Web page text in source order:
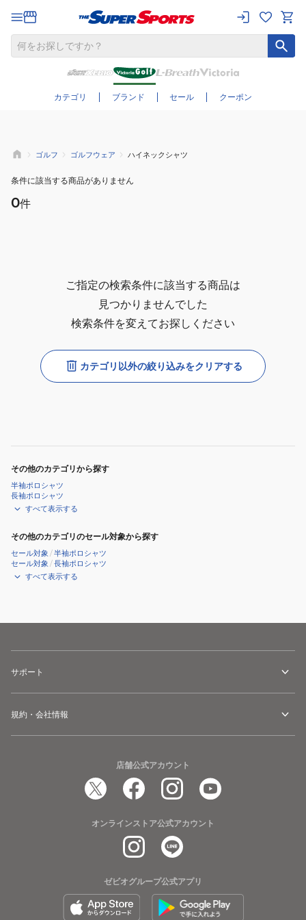
カテゴリ ブランド セール クーポン
さらに絞り込む
ゴルフ ゴルフウェア ハイネックシャツ
条件に該当する商品がありません
0件
ご指定の検索条件に該当する商品は
見つかりませんでした
検索条件を変えてお探しください
カテゴリ以外の絞り込みをクリアする
その他のカテゴリから探す
半袖ポロシャツ
長袖ポロシャツ
すべて表示する
その他のカテゴリのセール対象から探す
セール対象 /半袖ポロシャツ
セール対象 /長袖ポロシャツ
すべて表示する
サポート
規約・会社情報
店舗公式アカウント
オンラインストア公式アカウント
ゼビオグループ公式アプリ